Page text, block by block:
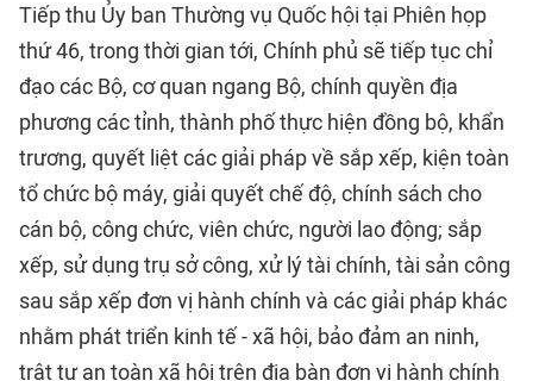
Tiếp thu Ủy ban Thường vụ Quốc hội tại Phiên họp
thứ 46, trong thời gian tới, Chính phủ sẽ tiếp tục chỉ
đạo các Bộ, cơ quan ngang Bộ, chính quyền địa
phương các tỉnh, thành phố thực hiện đồng bộ, khẩn
trương, quyết liệt các giải pháp về sắp xếp, kiện toàn
tổ chức bộ máy, giải quyết chế độ, chính sách cho
cán bộ, công chức, viên chức, người lao động; sắp
xếp, sử dụng trụ sở công, xử lý tài chính, tài sản công
sau sắp xếp đơn vị hành chính và các giải pháp khác
nhằm phát triển kinh tế - xã hội, bảo đảm an ninh,
trật tự an toàn xã hội trên địa bàn đơn vị hành chính